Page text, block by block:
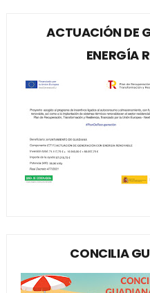
ACTUACIÓN DE
ENERGÍA
CONCILIA